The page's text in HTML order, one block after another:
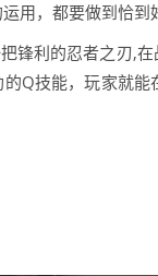
用，都要做到恰到
锋利的忍者之刃,
Q技能，玩家就